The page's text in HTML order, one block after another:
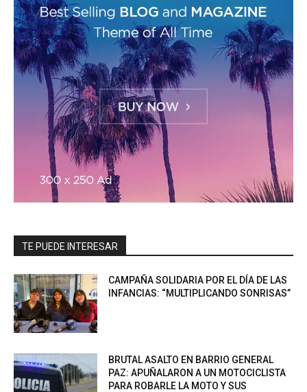
TE PUEDE INTERESAR
CAMPAÑA SOLIDARIA POR EL DÍA DE LAS
INFANCIAS: “MULTIPLICANDO SONRISAS”
BRUTAL ASALTO EN BARRIO GENERAL
PAZ: APUÑALARON A UN MOTOCICLISTA
PARA ROBARLE LA MOTO Y SUS